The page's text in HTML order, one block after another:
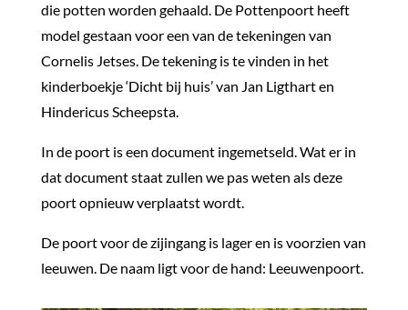
die potten worden gehaald. De Pottenpoort heeft
model gestaan voor een van de tekeningen van
Cornelis Jetses. De tekening is te vinden in het
kinderboekje ‘Dicht bij huis’ van Jan Ligthart en
Hindericus Scheepsta.
In de poort is een document ingemetseld. Wat er in
dat document staat zullen we pas weten als deze
poort opnieuw verplaatst wordt.
De poort voor de zijingang is lager en is voorzien van
leeuwen. De naam ligt voor de hand: Leeuwenpoort.